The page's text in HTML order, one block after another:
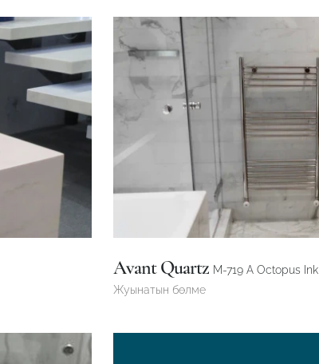
Avant Quartz M-719 А Octopus Ink
Жуынатын бөлме
растаңыз
растаңыз